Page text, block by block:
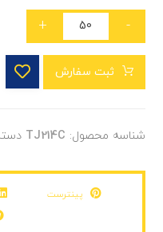
-
+
ثبت سفارش
شناسه محصول: TJ214C
پینترست